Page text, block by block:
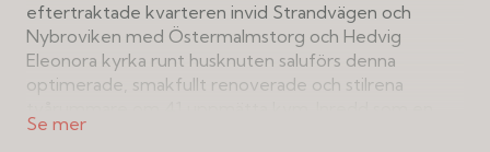
eftertraktade kvarteren invid Strandvägen och
Nybroviken med Östermalmstorg och Hedvig
Eleonora kyrka runt husknuten saluförs denna
optimerade, smakfullt renoverade och stilrena
lyxig hotellsvit med en tydlig internationell karaktär